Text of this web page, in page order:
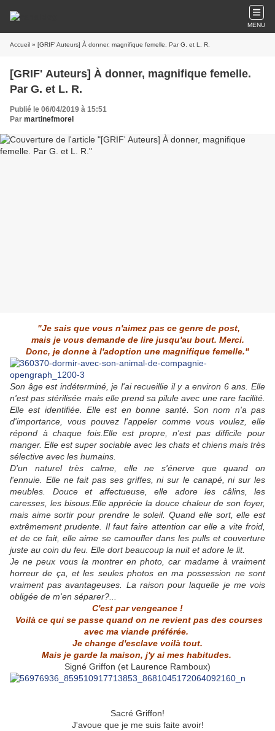
MENU
Accueil » [GRIF' Auteurs] À donner, magnifique femelle. Par G. et L. R.
[GRIF' Auteurs] À donner, magnifique femelle.
Par G. et L. R.
Publié le 06/04/2019 à 15:51
Par martinefmorel
"Je sais que vous n'aimez pas ce genre de post,
mais je vous demande de lire jusqu'au bout. Merci.
Donc, je donne à l'adoption une magnifique femelle."
Son âge est indéterminé, je l'ai recueillie il y a environ 6 ans. Elle
n'est pas stérilisée mais elle prend sa pilule avec une rare facilité.
Elle est identifiée. Elle est en bonne santé. Son nom n'a pas
d'importance, vous pouvez l'appeler comme vous voulez, elle
répond à chaque fois.Elle est propre, n'est pas difficile pour
manger. Elle est super sociable avec les chats et chiens mais très
sélective avec les humains.
D'un naturel très calme, elle ne s'énerve que quand on
l'ennuie. Elle ne fait pas ses griffes, ni sur le canapé, ni sur les
meubles. Douce et affectueuse, elle adore les câlins, les
caresses, les bisous.Elle apprécie la douce chaleur de son foyer,
mais aime sortir pour prendre le soleil. Quand elle sort, elle est
extrêmement prudente. Il faut faire attention car elle a vite froid,
et de ce fait, elle aime se camoufler dans les pulls et couverture
juste au coin du feu. Elle dort beaucoup la nuit et adore le lit.
Je ne peux vous la montrer en photo, car madame à vraiment
horreur de ça, et les seules photos en ma possession ne sont
vraiment pas avantageuses. La raison pour laquelle je me vois
obligée de m'en séparer?...
C'est par vengeance !
Voilà ce qui se passe quand on ne revient pas des courses
avec ma viande préférée.
Je change d'esclave voilà tout.
Mais je garde la maison, j'y ai mes habitudes.
Signé Griffon (et Laurence Ramboux)
Sacré Griffon!
J'avoue que je me suis faite avoir!